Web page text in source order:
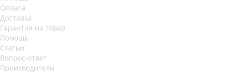
Оплата
Доставка
Гарантия на товар
Помощь
Статьи
Вопрос-ответ
Производители